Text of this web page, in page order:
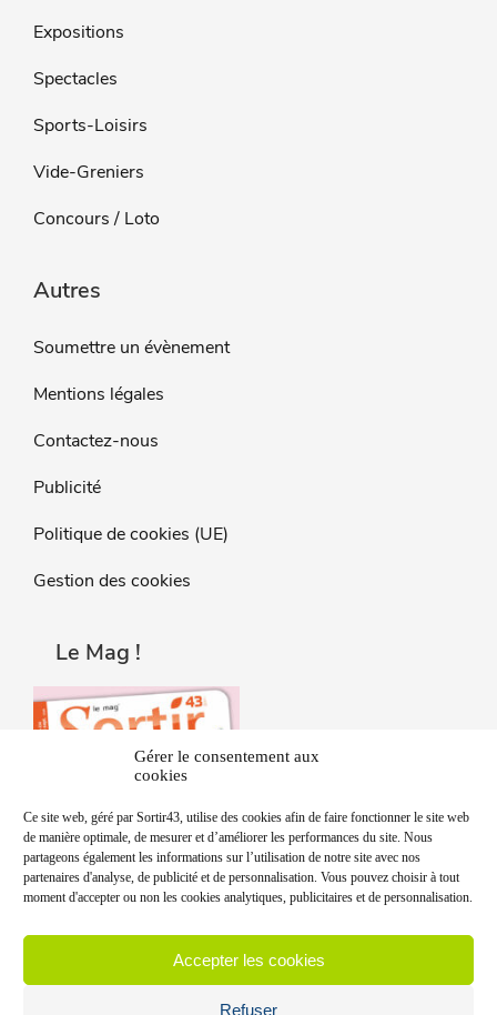
Gérer le consentement aux
cookies
Ce site web, géré par Sortir43, utilise des cookies afin de faire fonctionner le site web
de manière optimale, de mesurer et d’améliorer les performances du site. Nous
partageons également les informations sur l’utilisation de notre site avec nos
partenaires d'analyse, de publicité et de personnalisation. Vous pouvez choisir à tout
moment d'accepter ou non les cookies analytiques, publicitaires et de personnalisation.
Accepter les cookies
Refuser
Expositions
Spectacles
Sports-Loisirs
Vide-Greniers
Concours / Loto
Autres
Soumettre un évènement
Mentions légales
Contactez-nous
Publicité
Politique de cookies (UE)
Gestion des cookies
Le Mag !